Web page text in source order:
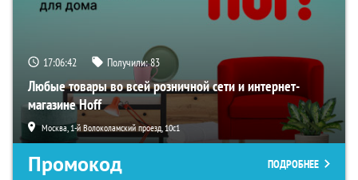
17:06:40 Получили:83
Любые товары во всей розничной сети и интернет-
магазине Hoff
Москва, 1-й Волоколамский проезд, 10с1
Промокод ПОДРОБНЕЕ